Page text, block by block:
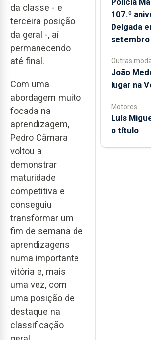
da classe - e
terceira posição
da geral -, aí
permanecendo
até final.
Com uma
abordagem muito
focada na
aprendizagem,
Pedro Câmara
voltou a
demonstrar
maturidade
competitiva e
conseguiu
transformar um
fim de semana de
aprendizagens
numa importante
vitória e, mais
uma vez, com
uma posição de
destaque na
classificação
107.º
Delgada
setembro
Outras
João
lugar na
Motores
Luís
o título